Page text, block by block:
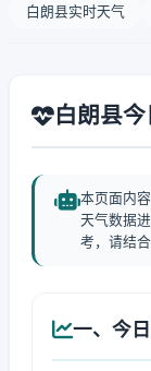
白朗县实时天气
白朗县
本页面内
天气数据
考，请结
一、今